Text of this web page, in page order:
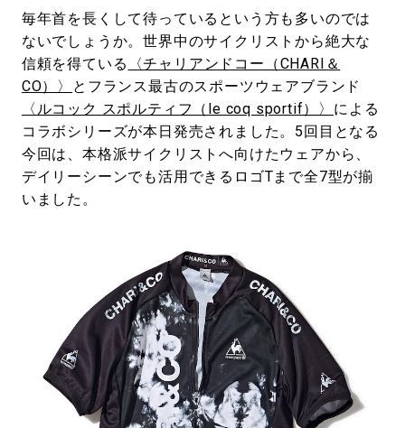
毎年首を長くして待っているという方も多いのでは
ないでしょうか。世界中のサイクリストから絶大な
信頼を得ている
〈チャリアンドコー（CHARI＆
CO）〉
とフランス最古のスポーツウェアブランド
〈ルコック スポルティフ（le coq sportif）〉 による
コラボシリーズが本日発売されました。5回目となる
今回は、本格派サイクリストへ向けたウェアから、
デイリーシーンでも活用できるロゴTまで全7型が揃
いました。